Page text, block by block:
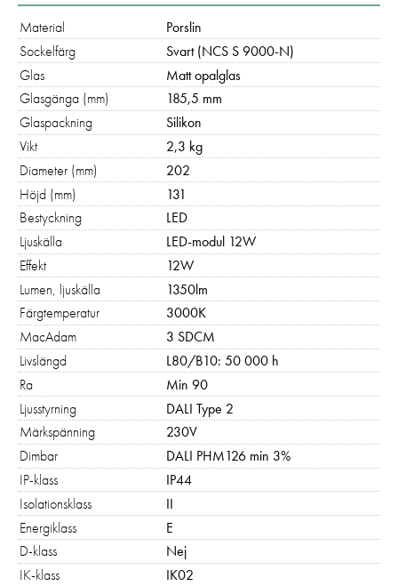
Material
Porslin
Sockelfärg
Svart (NCS S 9000-N)
Glas
Matt opalglas
Glasgänga (mm)
185,5 mm
Glaspackning
Silikon
Vikt
2,3 kg
Diameter (mm)
202
Höjd (mm)
131
Bestyckning
LED
Ljuskälla
LED-modul 12W
Effekt
12W
Lumen, ljuskälla
1350lm
Färgtemperatur
3000K
MacAdam
3 SDCM
Livslängd
L80/B10: 50 000 h
Ra
Min 90
Ljusstyrning
DALI Type 2
Märkspänning
230V
Dimbar
DALI PHM126 min 3%
IP-klass
IP44
Isolationsklass
II
Energiklass
E
D-klass
Nej
IK-klass
IK02
hemsida ska
prestera så
bra som
möjligt under
ditt besök.
Om du nekar
de här
kakorna
kommer viss
funktionalitet
att försvinna
från
hemsidan:
Google
Maps
Typsnitt
Marknadsföring
Genom att dela med
dig av dina intressen
och ditt beteende när
du surfar ökar du
chansen att få se
personligt anpassat
innehåll och
erbjudanden. Vi
använder för
närvarande inga
marknadsföringskakor.